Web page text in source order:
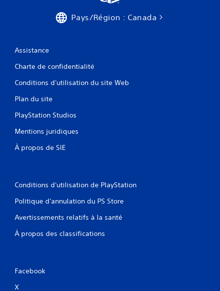
Pays/Région : Canada
Assistance
Charte de confidentialité
Conditions d'utilisation du site Web
Plan du site
PlayStation Studios
Mentions juridiques
À propos de SIE
Conditions d'utilisation de PlayStation
Politique d'annulation du PS Store
Avertissements relatifs à la santé
À propos des classifications
Facebook
X